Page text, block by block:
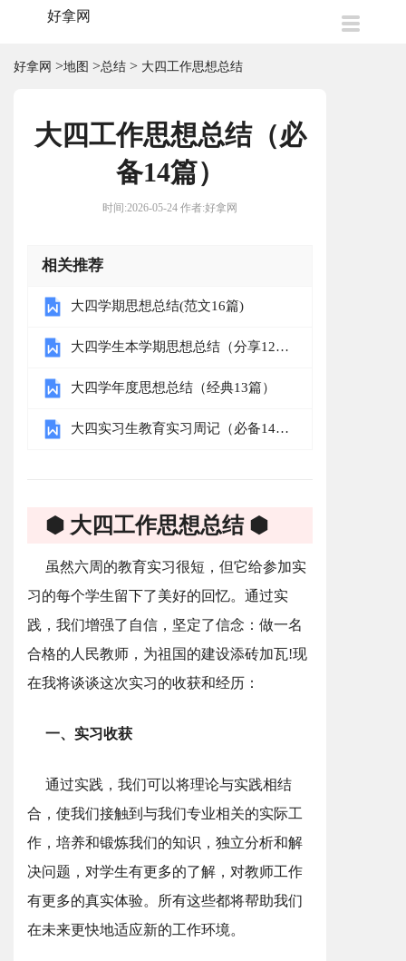
好拿网
好拿网 >地图 >总结 > 大四工作思想总结
大四工作思想总结（必
备14篇）
时间:2026-05-24 作者:好拿网
相关推荐
大四学期思想总结(范文16篇)
大四学生本学期思想总结（分享12
大四学年度思想总结（经典13篇）
大四实习生教育实习周记（必备14
⬢ 大四工作思想总结 ⬢
虽然六周的教育实习很短，但它给参加实
习的每个学生留下了美好的回忆。通过实
践，我们增强了自信，坚定了信念：做一名
合格的人民教师，为祖国的建设添砖加瓦!现
在我将谈谈这次实习的收获和经历：
一、实习收获
通过实践，我们可以将理论与实践相结
合，使我们接触到与我们专业相关的实际工
作，培养和锻炼我们的知识，独立分析和解
决问题，对学生有更多的了解，对教师工作
有更多的真实体验。所有这些都将帮助我们
在未来更快地适应新的工作环境。